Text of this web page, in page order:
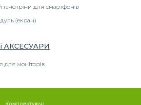
тачскріни для смартфонів
(екран)
АКСЕСУАРИ
моніторів